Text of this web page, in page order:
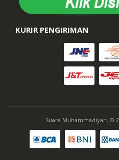
KURIR PENGIRIMAN
Suara Muhammadiyah. ©